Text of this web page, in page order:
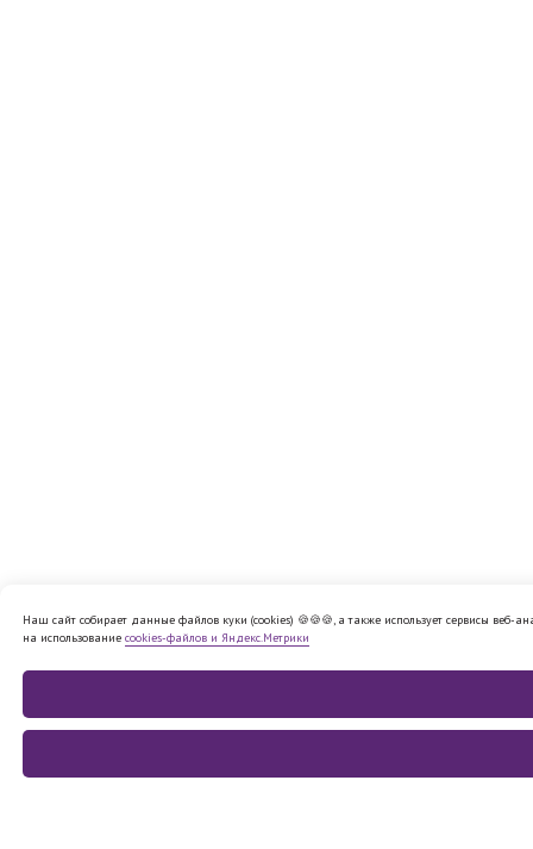
Наш сайт собирает данные файлов куки (cookies) 🍪🍪🍪, а также использует сервисы
на использование cookies-файлов и Яндекс.Метрики